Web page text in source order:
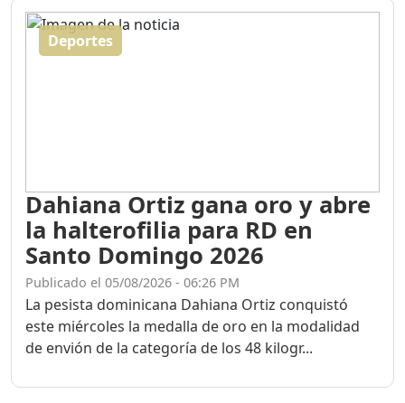
Deportes
Dahiana Ortiz gana oro y abre
la halterofilia para RD en
Santo Domingo 2026
Publicado el 05/08/2026 - 06:26 PM
La pesista dominicana Dahiana Ortiz conquistó
este miércoles la medalla de oro en la modalidad
de envión de la categoría de los 48 kilogr...